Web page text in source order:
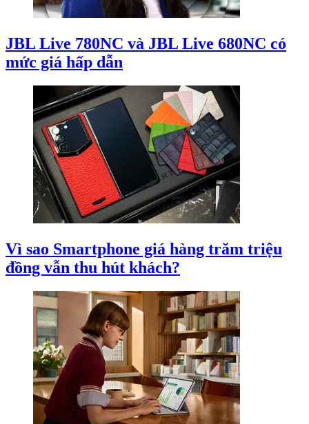
JBL Live 780NC và JBL Live 680NC có
mức giá hấp dẫn
Vì sao Smartphone giá hàng trăm triệu
đồng vẫn thu hút khách?